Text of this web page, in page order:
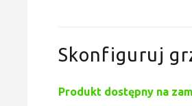
Skonfiguruj
Produkt dostępny na